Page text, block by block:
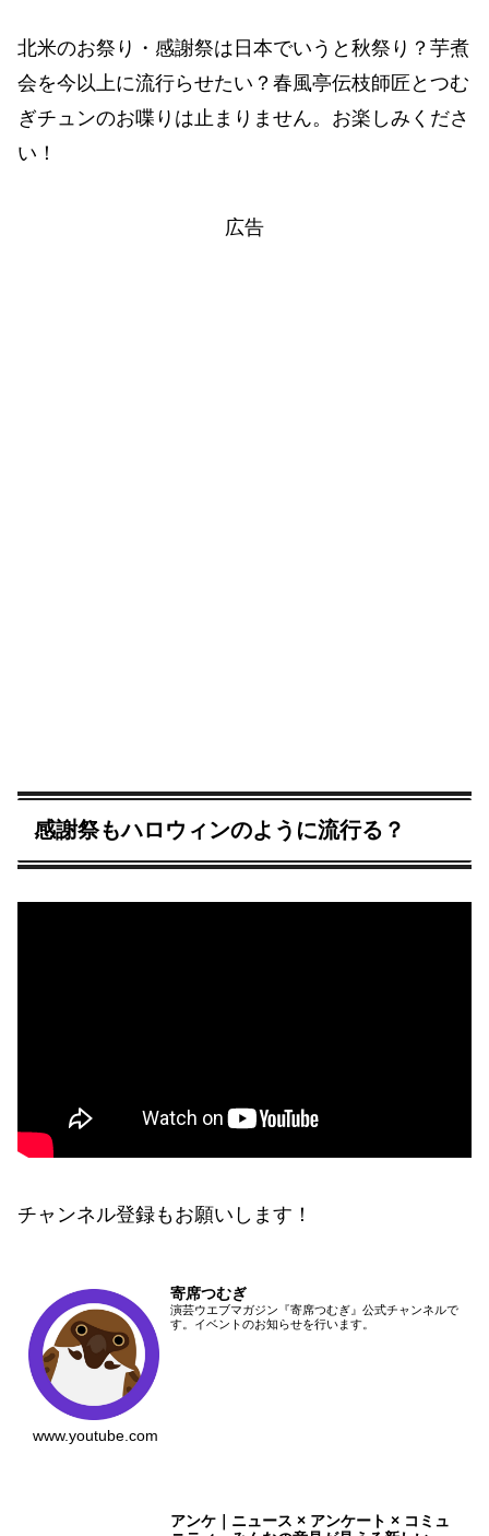
北米のお祭り・感謝祭は日本でいうと秋祭り？芋煮
会を今以上に流行らせたい？春風亭伝枝師匠とつむ
ぎチュンのお喋りは止まりません。お楽しみくださ
い！
広告
感謝祭もハロウィンのように流行る？
チャンネル登録もお願いします！
寄席つむぎ
演芸ウエブマガジン『寄席つむぎ』公式チャンネルで
す。イベントのお知らせを行います。
www.youtube.com
アンケ｜ニュース × アンケート × コミュ